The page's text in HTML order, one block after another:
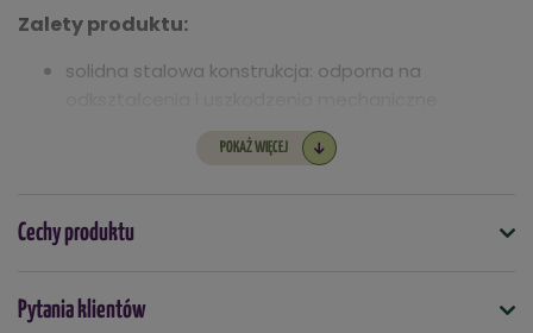
Zalety produktu:
solidna stalowa konstrukcja: odporna na
ergonomiczny drewniany trzonek: zapewnia
naturalny chwyt i komfortową pracę.
kompaktowy rozmiar: pozwala na swobodne
trwałość: wysokiej jakości materiały gwarantują
POKAŻ WIĘCEJ
Cechy produktu
Symbol
5907554461422
Pytania klientów